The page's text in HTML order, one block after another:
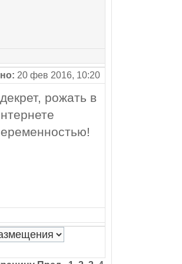
20 фев 2016, 10:20
рожать в